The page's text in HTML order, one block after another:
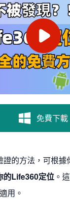
免費下載
證的方法，可根
的Life360定位 。
用。